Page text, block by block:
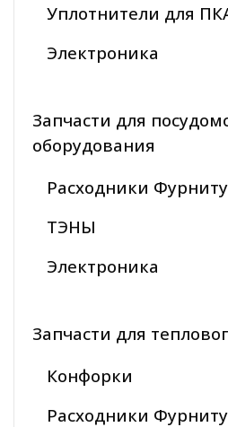
Уплотнители для
Электроника
Запчасти для
оборудования
Расходники
ТЭНЫ
Электроника
Запчасти для
Конфорки
Расходники